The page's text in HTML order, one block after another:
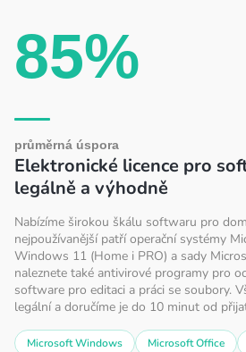
85%
průměrná úspora
Elektronické licence pro
legálně a výhodně
Nabízíme širokou škálu softwaru pro
nejpoužívanější patří operační systémy
Windows 11 (Home i PRO) a sady
naleznete také antivirové programy pro
software pro editaci a práci se soubory.
legální a doručíme je do 10 minut od
Microsoft Windows Microsoft Office